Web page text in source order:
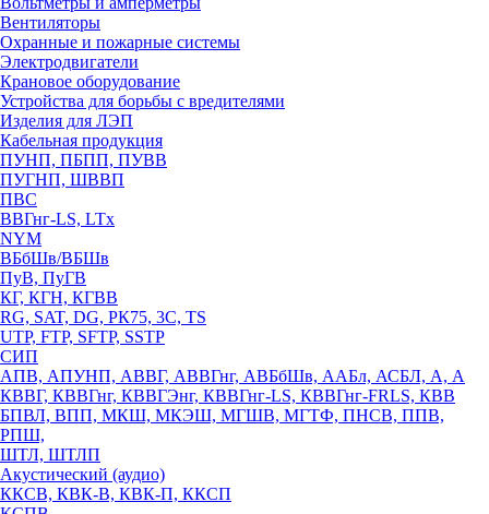
Вентиляторы
Охранные и пожарные системы
Электродвигатели
Крановое оборудование
Устройства для борьбы с вредителями
Изделия для ЛЭП
Кабельная продукция
ПУНП, ПБПП, ПУВВ
ПУГНП, ШВВП
ПВС
ВВГнг-LS, LTx
NYM
ВБбШв/ВБШв
ПуВ, ПуГВ
КГ, КГН, КГВВ
RG, SAT, DG, РК75, 3С, TS
UTP, FTP, SFTP, SSTP
СИП
АПВ, АПУНП, АВВГ, АВВГнг, АВБбШв, ААБл, АСБЛ, А, А
КВВГ, КВВГнг, КВВГЭнг, КВВГнг-LS, КВВГнг-FRLS, КВВ
БПВЛ, ВПП, МКШ, МКЭШ, МГШВ, МГТФ, ПНСВ, ППВ,
РПШ,
ШТЛ, ШТЛП
Акустический (аудио)
ККСВ, КВК-В, КВК-П, ККСП